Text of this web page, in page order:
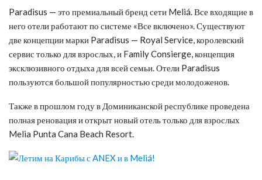
Paradisus — это премиальный бренд сети Meliá. Все входящие в
него отели работают по системе «Все включено». Существуют
две концепции марки Paradisus — Royal Service, королевский
сервис только для взрослых, и Family Consierge, концепция
эксклюзивного отдыха для всей семьи. Отели Paradisus
пользуются большой популярностью среди молодоженов.
Также в прошлом году в Доминиканской республике проведена
полная реновация и открыт новый отель только для взрослых
Melia Punta Cana Beach Resort.